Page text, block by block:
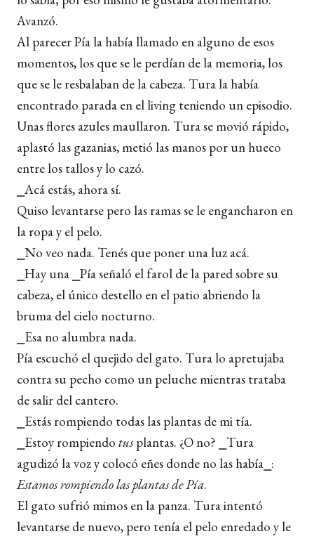
Avanzó.
Al parecer Pía la había llamado en alguno de esos
momentos, los que se le perdían de la memoria, los
que se le resbalaban de la cabeza. Tura la había
encontrado parada en el living teniendo un episodio.
Unas flores azules maullaron. Tura se movió rápido,
aplastó las gazanias, metió las manos por un hueco
entre los tallos y lo cazó.
⎯Acá estás, ahora sí.
Quiso levantarse pero las ramas se le engancharon en
la ropa y el pelo.
⎯No veo nada. Tenés que poner una luz acá.
⎯Hay una ⎯Pía señaló el farol de la pared sobre su
cabeza, el único destello en el patio abriendo la
bruma del cielo nocturno.
⎯Esa no alumbra nada.
Pía escuchó el quejido del gato. Tura lo apretujaba
contra su pecho como un peluche mientras trataba
de salir del cantero.
⎯Estás rompiendo todas las plantas de mi tía.
⎯Estoy rompiendo tusplantas. ¿O no? ⎯Tura
agudizó la voz y colocó eñes donde no las había⎯:
Estamos rompiendo las plantas de Pía.
El gato sufrió mimos en la panza. Tura intentó
levantarse de nuevo, pero tenía el pelo enredado y le